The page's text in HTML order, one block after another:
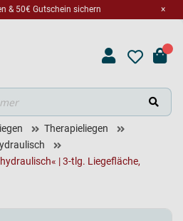
×
& 50€ Gutschein sichern
Therapieliegen
| 3-tlg. Liegefläche,